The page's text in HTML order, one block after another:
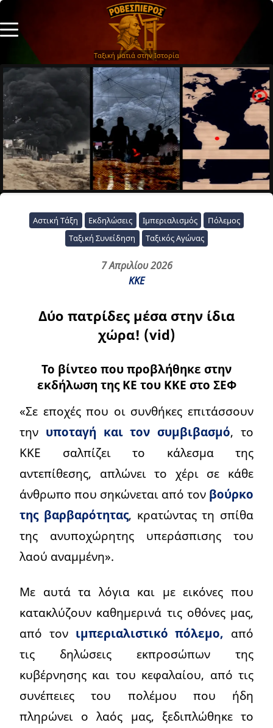
Ταξική ματιά στην Ιστορία
Αστική Τάξη Εκδηλώσεις Ιμπεριαλισμός
Πόλεμος
Ταξική Συνείδηση
Ταξικός Αγώνας
7 Απριλίου 2026
ΚΚΕ
Δύο πατρίδες μέσα στην ίδια
χώρα! (vid)
Το βίντεο που προβλήθηκε στην
εκδήλωση της ΚΕ του ΚΚΕ στο ΣΕΦ
«Σε εποχές που οι συνθήκες επιτάσσουν
την υποταγή και τον συμβιβασμό, το
ΚΚΕ σαλπίζει το κάλεσμα της
αντεπίθεσης, απλώνει το χέρι σε κάθε
άνθρωπο που σηκώνεται από τον βούρκο
της βαρβαρότητας, κρατώντας τη σπίθα
της ανυποχώρητης υπεράσπισης του
λαού αναμμένη».
Με αυτά τα λόγια και με εικόνες που
κατακλύζουν καθημερινά τις οθόνες μας,
από τον ιμπεριαλιστικό πόλεμο, από
τις δηλώσεις εκπροσώπων της
κυβέρνησης και του κεφαλαίου, από τις
συνέπειες του πολέμου που ήδη
πληρώνει ο λαός μας, ξεδιπλώθηκε το